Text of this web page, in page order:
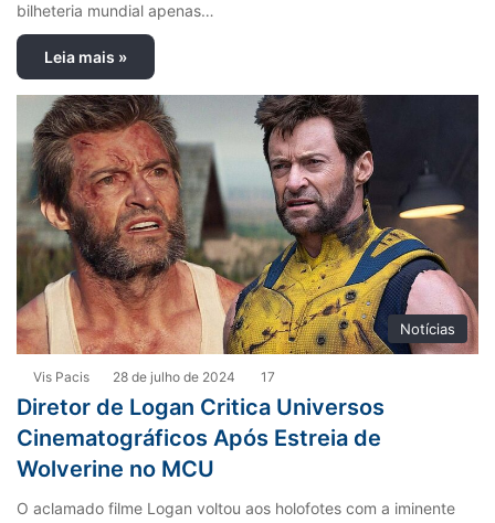
bilheteria mundial apenas…
Leia mais »
Notícias
Vis Pacis 28 de julho de 2024 17
Diretor de Logan Critica Universos
Cinematográficos Após Estreia de
Wolverine no MCU
O aclamado filme Logan voltou aos holofotes com a iminente